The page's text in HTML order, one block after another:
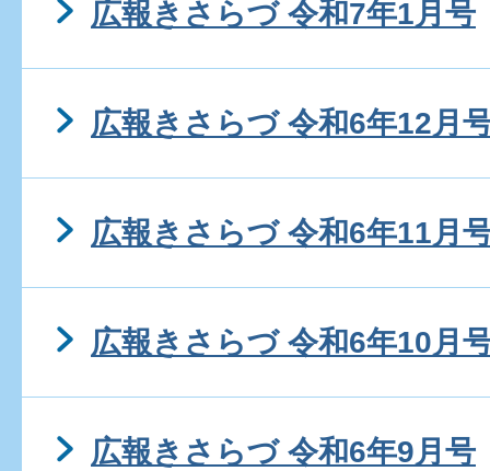
広報きさらづ 令和7年1月号
広報きさらづ 令和6年12月
広報きさらづ 令和6年11月
広報きさらづ 令和6年10月
広報きさらづ 令和6年9月号